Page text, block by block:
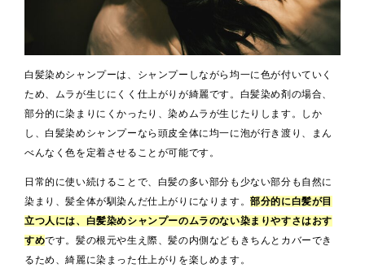
白髪染めシャンプーは、シャンプーしながら均一に色が付いていく
ため、ムラが生じにくく仕上がりが綺麗です。白髪染め剤の場合、
部分的に染まりにくかったり、染めムラが生じたりします。しか
し、白髪染めシャンプーなら頭皮全体に均一に泡が行き渡り、まん
べんなく色を定着させることが可能です。
日常的に使い続けることで、白髪の多い部分も少ない部分も自然に
染まり、髪全体が馴染んだ仕上がりになります。部分的に白髪が目
立つ人には、白髪染めシャンプーのムラのない染まりやすさはおす
すめです。髪の根元や生え際、髪の内側などもきちんとカバーでき
るため、綺麗に染まった仕上がりを楽しめます。